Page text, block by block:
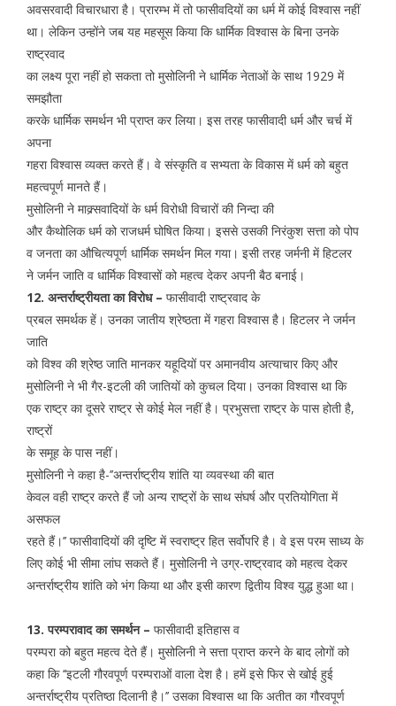
अवसरवादी विचारधारा है। प्रारम्भ में तो फासीवदियों का धर्म में कोई विश्वास नहीं
था। लेकिन उन्होंने जब यह महसूस किया कि धार्मिक विश्वास के बिना उनके
राष्ट्रवाद
का लक्ष्य पूरा नहीं हो सकता तो मुसोलिनी ने धार्मिक नेताओं के साथ 1929 में
समझौता
करके धार्मिक समर्थन भी प्राप्त कर लिया। इस तरह फासीवादी धर्म और चर्च में
अपना
गहरा विश्वास व्यक्त करते हैं। वे संस्कृति व सभ्यता के विकास में धर्म को बहुत
महत्वपूर्ण मानते हैं।
मुसोलिनी ने माक्र्सवादियों के धर्म विरोधी विचारों की निन्दा की
और कैथोलिक धर्म को राजधर्म घोषित किया। इससे उसकी निरंकुश सत्ता को पोप
व जनता का औचित्यपूर्ण धार्मिक समर्थन मिल गया। इसी तरह जर्मनी में हिटलर
ने जर्मन जाति व धार्मिक विश्वासों को महत्व देकर अपनी बैठ बनाई।
12. अन्तर्राष्ट्रीयता का विरोध – फासीवादी राष्ट्रवाद के
प्रबल समर्थक हें। उनका जातीय श्रेष्ठता में गहरा विश्वास है। हिटलर ने जर्मन
जाति
को विश्व की श्रेष्ठ जाति मानकर यहूदियों पर अमानवीय अत्याचार किए और
मुसोलिनी ने भी गैर-इटली की जातियों को कुचल दिया। उनका विश्वास था कि
एक राष्ट्र का दूसरे राष्ट्र से कोई मेल नहीं है। प्रभुसत्ता राष्ट्र के पास होती है,
राष्ट्रों
के समूह के पास नहीं।
मुसोलिनी ने कहा है-’’अन्तर्राष्ट्रीय शांति या व्यवस्था की बात
केवल वही राष्ट्र करते हैं जो अन्य राष्ट्रों के साथ संघर्ष और प्रतियोगिता में
असफल
रहते हैं।’’ फासीवादियों की दृष्टि में स्वराष्ट्र हित सर्वोपरि है। वे इस परम साध्य के
लिए कोई भी सीमा लांघ सकते हैं। मुसोलिनी ने उग्र-राष्ट्रवाद को महत्व देकर
अन्तर्राष्ट्रीय शांति को भंग किया था और इसी कारण द्वितीय विश्व युद्ध हुआ था।
13. परम्परावाद का समर्थन – फासीवादी इतिहास व
परम्परा को बहुत महत्व देते हैं। मुसोलिनी ने सत्ता प्राप्त करने के बाद लोगों को
कहा कि ‘‘इटली गौरवपूर्ण परम्पराओं वाला देश है। हमें इसे फिर से खोई हुई
अन्तर्राष्ट्रीय प्रतिष्ठा दिलानी है।’’ उसका विश्वास था कि अतीत का गौरवपूर्ण